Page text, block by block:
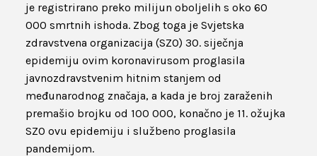
je registrirano preko milijun oboljelih s oko 60
000 smrtnih ishoda. Zbog toga je Svjetska
zdravstvena organizacija (SZO) 30. siječnja
epidemiju ovim koronavirusom proglasila
javnozdravstvenim hitnim stanjem od
međunarodnog značaja, a kada je broj zaraženih
premašio brojku od 100 000, konačno je 11. ožujka
SZO ovu epidemiju i službeno proglasila
pandemijom.